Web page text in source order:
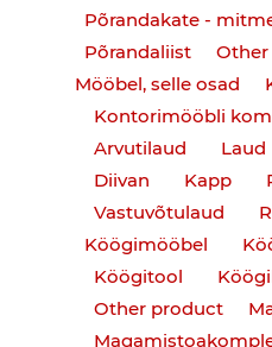
Põrandakate -
Põrandaliist
Other
Mööbel, selle osad
Kontorimööbli
Arvutilaud
Laud
Diivan
Kapp
Vastuvõtulaud
Köögimööbel
Köögitool
Other product